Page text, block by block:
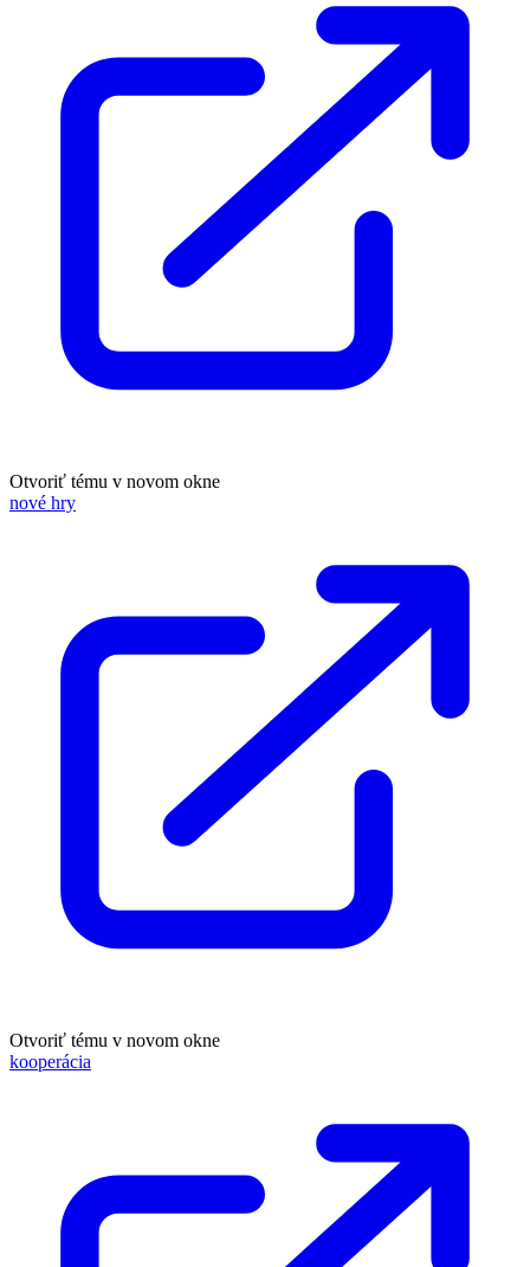
Otvoriť tému v novom okne
nové hry
Otvoriť tému v novom okne
kooperácia